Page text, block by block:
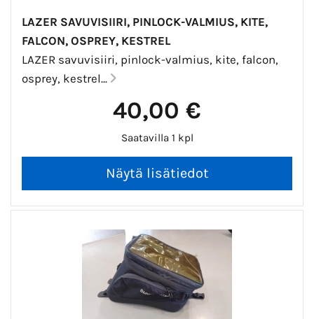
LAZER SAVUVISIIRI, PINLOCK-VALMIUS, KITE,
FALCON, OSPREY, KESTREL
LAZER savuvisiiri, pinlock-valmius, kite, falcon,
osprey, kestrel...
40,00 €
Saatavilla 1 kpl